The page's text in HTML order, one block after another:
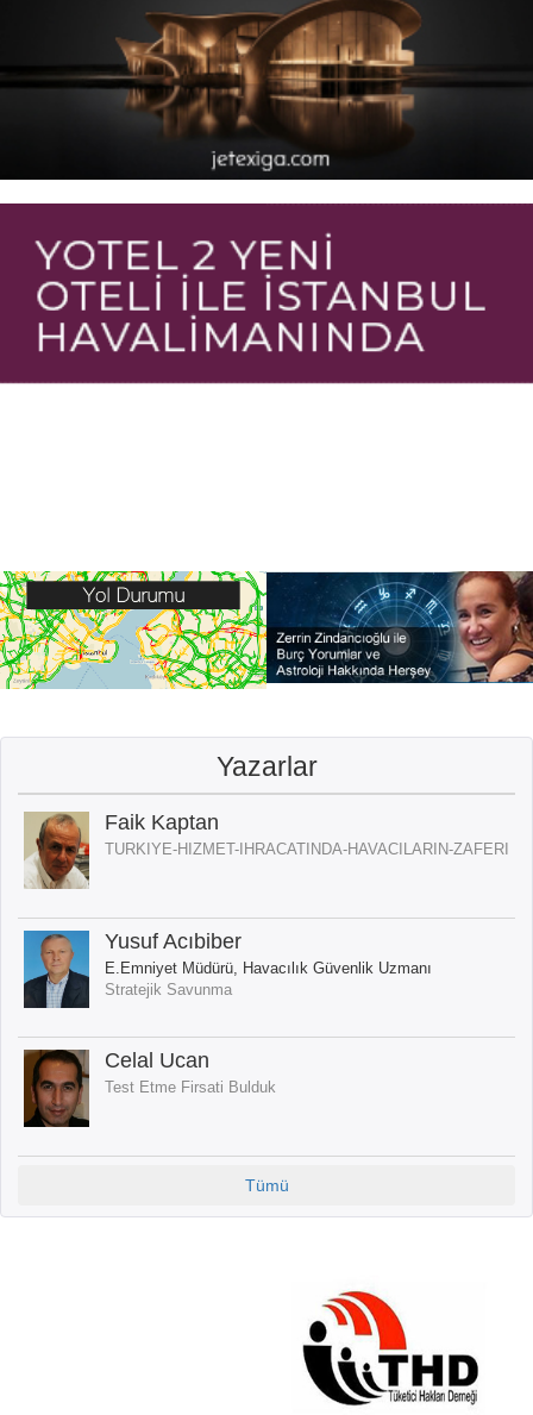
Yazarlar
Faik Kaptan
TURKIYE-HIZMET-IHRACATINDA-HAVACILARIN-ZAFERI
Yusuf Acıbiber
E.Emniyet Müdürü, Havacılık Güvenlik Uzmanı
Stratejik Savunma
Celal Ucan
Test Etme Firsati Bulduk
Tümü